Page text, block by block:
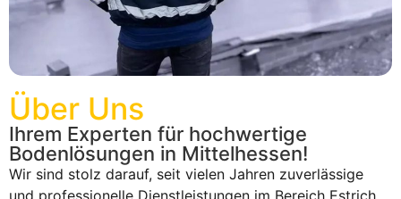
Über Uns
Ihrem Experten für hochwertige
Bodenlösungen in Mittelhessen!
Wir sind stolz darauf, seit vielen Jahren zuverlässige